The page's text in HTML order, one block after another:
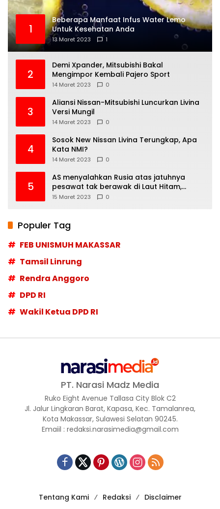
1
Beberapa Manfaat Infus Water Lemo
Untuk Kesehatan Anda
13 Maret 2023 1
2
Demi Xpander, Mitsubishi Bakal
Mengimpor Kembali Pajero Sport
14 Maret 2023 0
3
Aliansi Nissan-Mitsubishi Luncurkan Livina
Versi Mungil
14 Maret 2023 0
4
Sosok New Nissan Livina Terungkap, Apa
Kata NMI?
14 Maret 2023 0
5
AS menyalahkan Rusia atas jatuhnya
pesawat tak berawak di Laut Hitam,
Moskow menyangkal
15 Maret 2023 0
Populer Tag
FEB UNISMUH MAKASSAR
Tamsil Linrung
Rendra Anggoro
DPD RI
Wakil Ketua DPD RI
PT. Narasi Madz Media
Ruko Eight Avenue Tallasa City Blok C2
Jl. Jalur Lingkaran Barat, Kapasa, Kec. Tamalanrea,
Kota Makassar, Sulawesi Selatan 90245.
Emaiil : redaksi.narasimedia@gmail.com
Tentang Kami Redaksi Disclaimer